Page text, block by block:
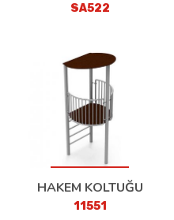
SA522
HAKEM KOLTUĞU
11551